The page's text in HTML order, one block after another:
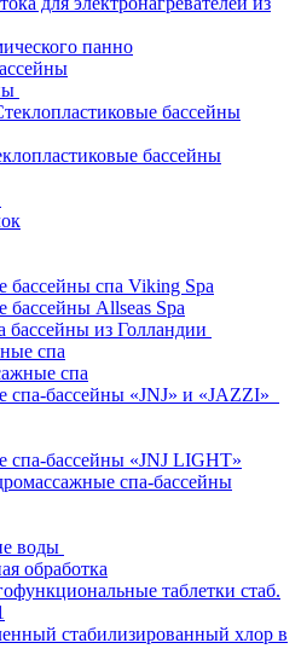
панно
бассейны
бассейны
бассейны спа Viking Spa
бассейны Allseas Spa
бассейны из Голландии
спа
спа
спа-бассейны «JNJ» и «JAZZI»
спа-бассейны «JNJ LIGHT»
спа-бассейны
воды
обработка
таблетки стаб.
стабилизированный хлор в